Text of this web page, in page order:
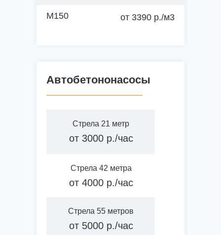
Стяжка пола, заливка кровли
Кирпичная кладка
Штукатурка стен
М150 от 3390 р./м3
Автобетононасосы
Стрела 21 метр
от 3000 р./час
Стрела 42 метра
от 4000 р./час
Стрела 55 метров
от 5000 р./час